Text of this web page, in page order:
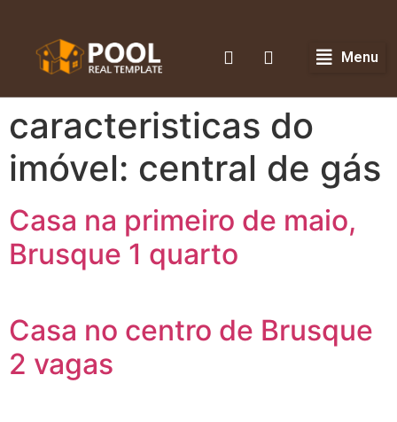
Menu
caracteristicas do
imóvel: central de gás
Casa na primeiro de maio,
Brusque 1 quarto
Casa no centro de Brusque
2 vagas